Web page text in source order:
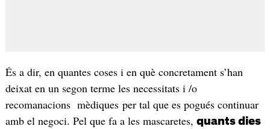
És a dir, en quantes coses i en què concretament s’han
deixat en un segon terme les necessitats i /o
recomanacions mèdiques per tal que es pogués continuar
amb el negoci. Pel que fa a les mascaretes, quants dies